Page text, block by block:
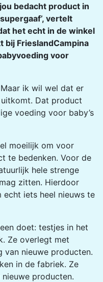
bedacht product in
vertelt
het echt in de winkel
bij FrieslandCampina
voor
ik wil wel dat er
Dat product
voeding voor baby’s
moeilijk om voor
te bedenken. Voor de
hele strenge
zitten. Hierdoor
iets heel nieuws te
doet: testjes in het
Ze overlegt met
van nieuwe producten.
in de fabriek. Ze
producten.